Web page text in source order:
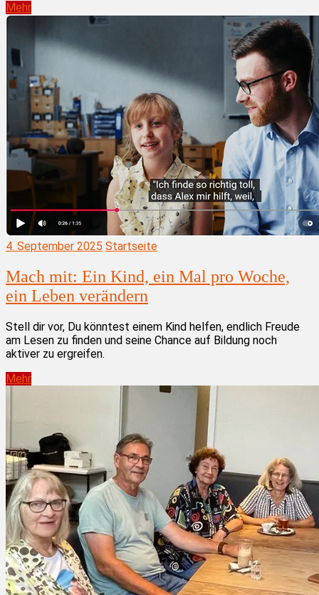
Mehr
4. September 2025 Startseite
Mach mit: Ein Kind, ein Mal pro Woche,
ein Leben verändern
Stell dir vor, Du könntest einem Kind helfen, endlich Freude
am Lesen zu finden und seine Chance auf Bildung noch
aktiver zu ergreifen.
Mehr